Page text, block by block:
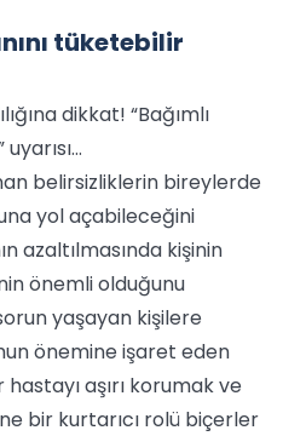
tüketebilir
dikkat! “Bağımlı
belirsizliklerin bireylerde
yol açabileceğini
azaltılmasında kişinin
önemli olduğunu
yaşayan kişilere
önemine işaret eden
aşırı korumak ve
bir kurtarıcı rolü biçerler